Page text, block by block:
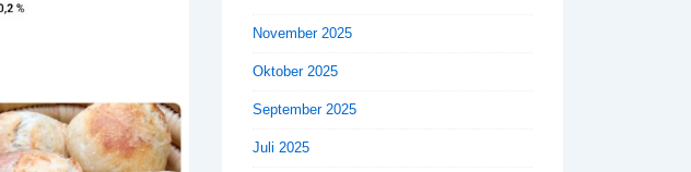
November 2025
Oktober 2025
September 2025
Juli 2025